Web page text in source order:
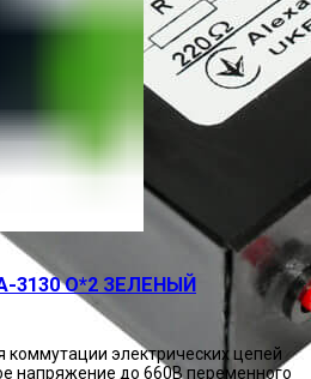
3130 О*2 ЗЕЛЕНЫЙ
коммутации электрических цепей
напряжение до 660В переменного